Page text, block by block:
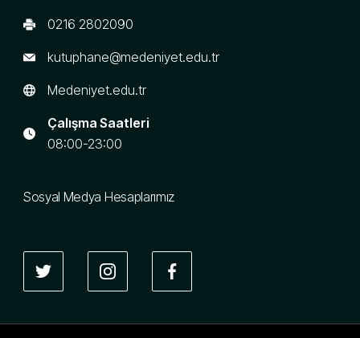
0216 2802090
kutuphane@medeniyet.edu.tr
Medeniyet.edu.tr
Çalışma Saatleri
08:00-23:00
Sosyal Medya Hesaplarımız